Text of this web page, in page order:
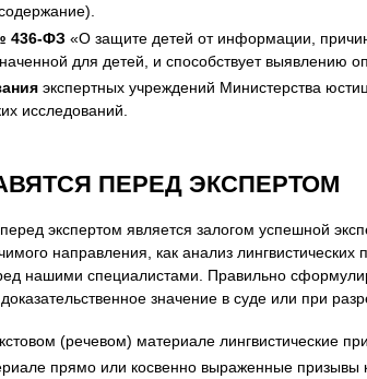
436-ФЗ «О защите детей от информации,
для детей, и способствует выявлению
экспертных учреждений Министерства
исследований.
ПЕРЕД ЭКСПЕРТОМ
экспертом является залогом успешной
направления, как анализ
нашими специалистами. Правильно
значение в суде или при
(речевом) материале лингвистические
прямо или косвенно выраженные